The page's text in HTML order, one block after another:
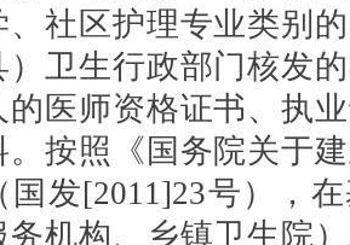
社区护理专业类别
卫生行政部门核发
医师资格证书、执
按照《国务院关于
国发[2011]23号），
务机构、乡镇卫生院